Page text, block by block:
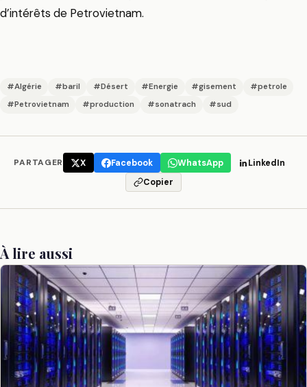
d’intérêts de Petrovietnam.
#Algérie #baril #Désert #Energie #gisement
#petrole
#Petrovietnam
#production #sonatrach #sud
PARTAGER X Facebook WhatsApp
LinkedIn
Copier
À lire aussi